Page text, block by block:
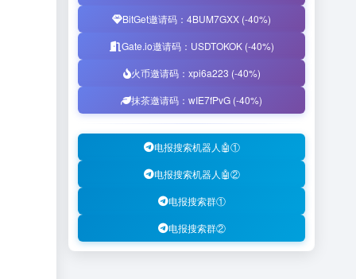
BitGet邀请码：4BUM7GXX (-40%)
Gate.io邀请码：USDTOKOK (-40%)
火币邀请码：xpi6a223 (-40%)
抹茶邀请码：wIE7fPvG (-40%)
电报搜索机器人🤖①
电报搜索机器人🤖②
电报搜索群①
电报搜索群②